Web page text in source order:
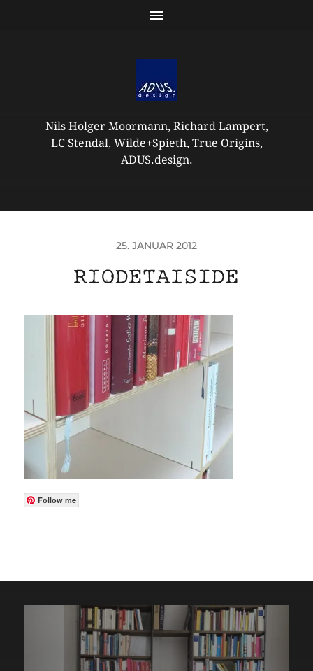
Nils Holger Moormann, Richard Lampert,
LC Stendal, Wilde+Spieth, True Origins,
ADUS.design.
25. JANUAR 2012
Follow me